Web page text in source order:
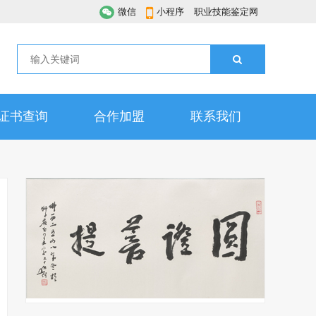
微信 小程序 职业技能鉴定网
书查询 合作加盟 联系我们